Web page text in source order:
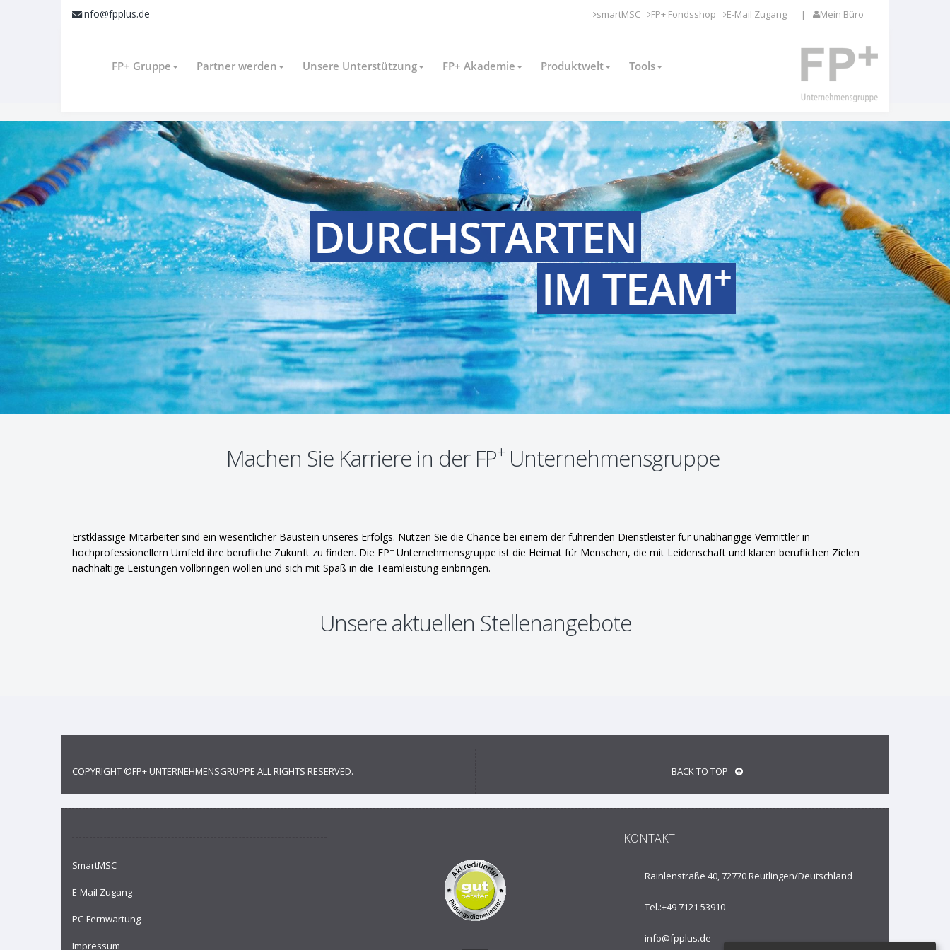
info@fpplus.de Mein Büro
|
smartMSC FP+ Fondsshop E-Mail Zugang
FP+ Gruppe Partner werden Unsere Unterstützung FP+ Akademie Produktwelt Tools
DURCHSTARTEN
IM TEAM+
Machen Sie Karriere in der FP+ Unternehmensgruppe
Erstklassige Mitarbeiter sind ein wesentlicher Baustein unseres Erfolgs. Nutzen Sie die Chance bei einem der führenden Dienstleister für unabhängige Vermittler in
hochprofessionellem Umfeld ihre berufliche Zukunft zu finden. Die FP+ Unternehmensgruppe ist die Heimat für Menschen, die mit Leidenschaft und klaren beruflichen Zielen
nachhaltige Leistungen vollbringen wollen und sich mit Spaß in die Teamleistung einbringen.
Unsere aktuellen Stellenangebote
COPYRIGHT ©FP+ UNTERNEHMENSGRUPPE ALL RIGHTS RESERVED. BACK TO TOP
SmartMSC
E-Mail Zugang
PC-Fernwartung
Impressum
KONTAKT
Rainlenstraße 40, 72770 Reutlingen/Deutschland
Tel.:+49 7121 53910
info@fpplus.de